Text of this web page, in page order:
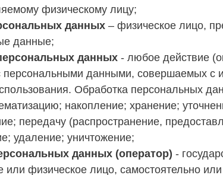
физическому лицу;
данных – физическое лицо,
данные;
данных - любое действие
персональными данными, совершаемых с
Обработка персональных
накопление; хранение;
передачу (распространение,
удаление; уничтожение;
данных (оператор) -
или физическое лицо, самостоятельно